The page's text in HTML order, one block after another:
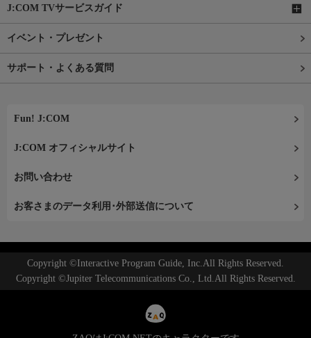
J:COM TVサービスガイド
イベント・プレゼント
サポート・よくある質問
Fun! J:COM
J:COM オフィシャルサイト
お問い合わせ
お客さまのデータ利用･外部送信について
Copyright ©Interactive Program Guide, Inc.All Rights Reserved.
Copyright ©Jupiter Telecommunications Co., Ltd.All Rights Reserved.